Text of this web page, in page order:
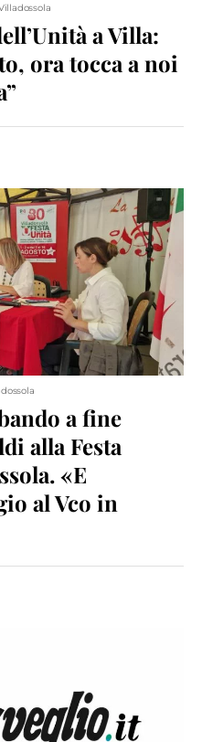
a Villa:
ora tocca a noi
a fine
alla Festa
«E
al Vco in